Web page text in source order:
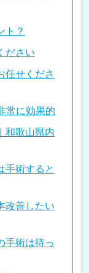
ト？
ださい
任せくださ
常に効果的
和歌山県内
手術すると
改善したい
手術は待っ